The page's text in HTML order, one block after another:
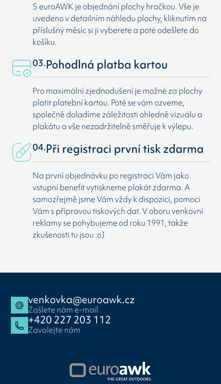
S euroAWK je objednání plochy hračkou. Vše je
uvedeno v detailním náhledu plochy, kliknutím na
příslušný měsíc si ji vyberete a poté odešlete do
košíku.
03.Pohodlná platba kartou
Pro maximální zjednodušení je možné za plochy
platit platební kartou. Poté se vám ozveme,
společně doladíme záležitosti ohledně vizuálu a
plakátu a vše nezadržitelně směřuje k výlepu.
04.Při registraci první tisk zdarma
Na první objednávku po registraci Vám jako
vstupní benefit vytiskneme plakát zdarma. A
samozřejmě jsme Vám vždy k dispozici, pomoci
Vám s přípravou tiskových dat. V oboru venkovní
reklamy se pohybujeme od roku 1991, takže
zkušenosti tu jsou :o)
venkovka@euroawk.cz
Zašlete nám e-mail
+420 227 203 112
Zavolejte nám